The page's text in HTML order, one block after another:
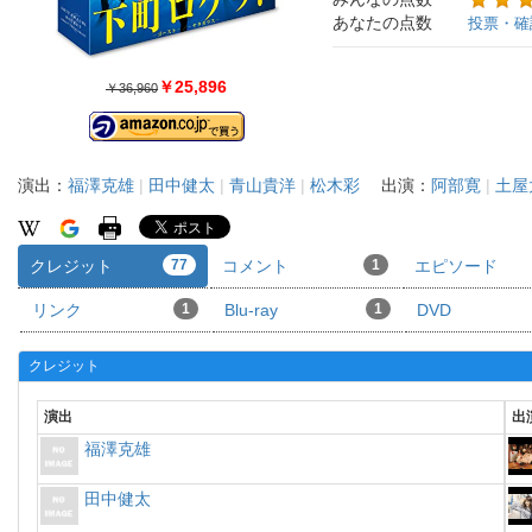
￥36,960 ￥25,896
あなたの点数
投票・
演出： 福澤克雄 | 田中健太 | 青山貴洋 | 松木彩 出演： 阿部寛 | 土
クレジット 77 コメント 1 エピソード
リンク 1 Blu-ray 1 DVD
クレジット
演出
福澤克雄
田中健太
出